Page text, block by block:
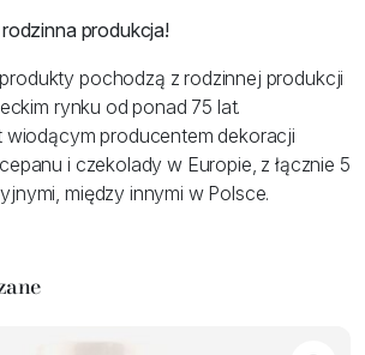
produkcja!
pochodzą z rodzinnej produkcji
rynku od ponad 75 lat.
wiodącym producentem dekoracji
i czekolady w Europie, z łącznie 5
między innymi w Polsce.